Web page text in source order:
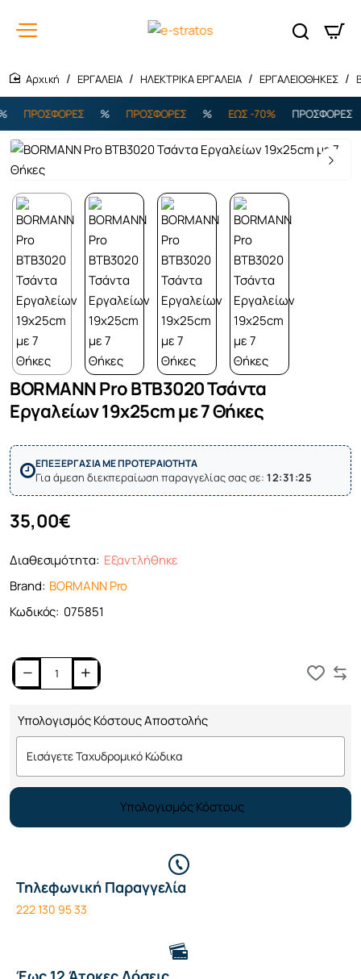
ΕΡΓΑΛΕΙΑ ΗΛΕΚΤΡΙΚΑ ΕΡΓΑΛΕΙΑ ΕΡΓΑΛΕΙΟΘΗΚΕΣ
ΠΡΟΣΦΟΡΕΣ ΠΡΟΣΦΟΡΕΣ ΕΩΣ -70% ΠΡΟΣΦΟΡΕΣ
Εξαντλήθηκε
BORMANN Pro BTB3020 Τσάντα
Εργαλείων 19x25cm με 7 Θήκες
ΕΠΕΞΕΡΓΑΣΙΑ ΜΕ ΠΡΟΤΕΡΑΙΟΤΗΤΑ
Για άμεση διεκπεραίωση παραγγελίας σας σε: 12:31:25
Διαθεσιμότητα: Εξαντλήθηκε
Brand: BORMANN Pro
Κωδικός: 075851
35,00€
Υπολογισμός Κόστους Αποστολής
Υπολογισμός Κόστους
Τηλεφωνική Παραγγελία
222 130 95 33